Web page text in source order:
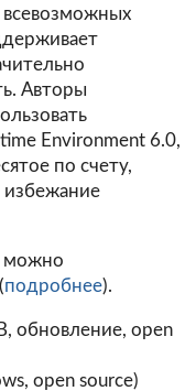
Авторы
Environment 6.0,
по счету,
можно
подробнее).
обновление, open
open source)